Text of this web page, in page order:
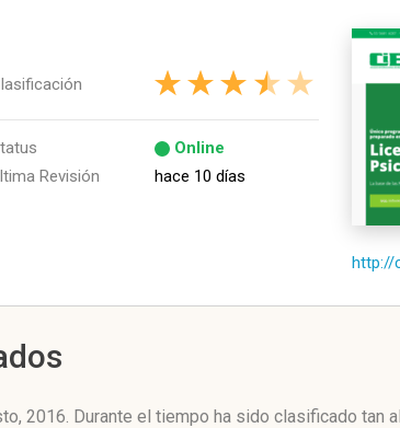
Online
Revisión
hace 10 días
http://
2016. Durante el tiempo ha sido clasificado tan